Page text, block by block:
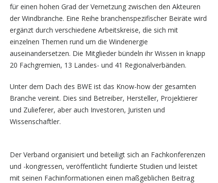
für einen hohen Grad der Vernetzung zwischen den Akteuren
der Windbranche. Eine Reihe branchenspezifischer Beiräte wird
ergänzt durch verschiedene Arbeitskreise, die sich mit
einzelnen Themen rund um die Windenergie
auseinandersetzen. Die Mitglieder bündeln ihr Wissen in knapp
20 Fachgremien, 13 Landes- und 41 Regionalverbänden.
Unter dem Dach des BWE ist das Know-how der gesamten
Branche vereint. Dies sind Betreiber, Hersteller, Projektierer
und Zulieferer, aber auch Investoren, Juristen und
Wissenschaftler.
Der Verband organisiert und beteiligt sich an Fachkonferenzen
und -kongressen, veröffentlicht fundierte Studien und leistet
mit seinen Fachinformationen einen maßgeblichen Beitrag